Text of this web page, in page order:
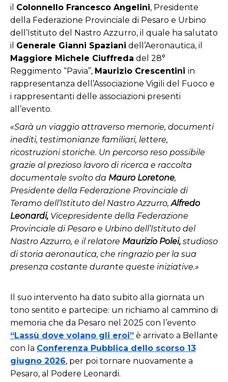
il Colonnello Francesco Angelini, Presidente
della Federazione Provinciale di Pesaro e Urbino
dell’Istituto del Nastro Azzurro, il quale ha salutato
il Generale Gianni Spaziani dell’Aeronautica, il
Maggiore Michele Ciuffreda del 28°
Reggimento “Pavia”, Maurizio Crescentini in
rappresentanza dell’Associazione Vigili del Fuoco e
i rappresentanti delle associazioni presenti
all’evento.
«Sarà un viaggio attraverso memorie, documenti
inediti, testimonianze familiari, lettere,
ricostruzioni storiche. Un percorso reso possibile
grazie al prezioso lavoro di ricerca e raccolta
documentale svolto da Mauro Loretone,
Presidente della Federazione Provinciale di
Teramo dell’Istituto del Nastro Azzurro,Alfredo
Leonardi, Vicepresidente della Federazione
Provinciale di Pesaro e Urbino dell’Istituto del
Nastro Azzurro, e il relatore Maurizio Polei, studioso
di storia aeronautica, che ringrazio per la sua
presenza costante durante queste iniziative.»
Il suo intervento ha dato subito alla giornata un
tono sentito e partecipe: un richiamo al cammino di
memoria che da Pesaro nel 2025 con l’evento
“Lassù dove volano gli eroi” è arrivato a Bellante
con la Conferenza Pubblica dello scorso 13
giugno 2026, per poi tornare nuovamente a
Pesaro, al Podere Leonardi.